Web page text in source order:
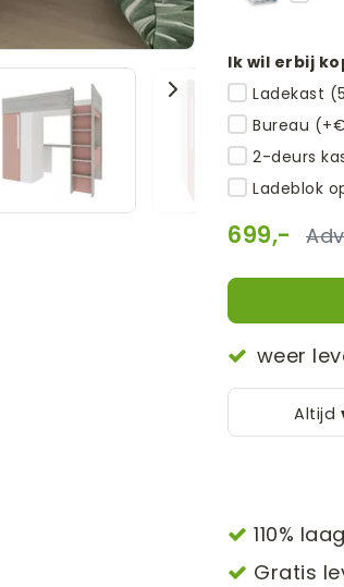
Ik wil erbij
Ladekast
Bureau
2-deurs
Ladeblok
699,-
weer
Altijd
110%
Gratis